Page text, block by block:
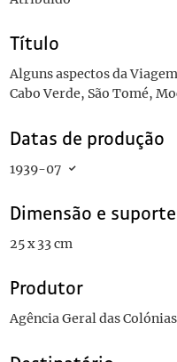
Título
Alguns aspectos da
Cabo Verde, São Tomé,
Datas de produção
1939-07
Dimensão e suporte
25 x 33 cm
Produtor
Agência Geral das Colónias